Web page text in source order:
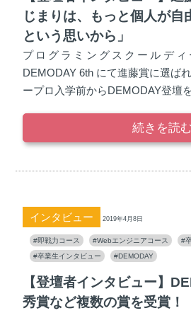
じまりは、もっと個人が自
という思いから」
プログラミングスクールディ
DEMODAY 6th にて進藤賞に選ば
ープロ入学前からDEMODAY登壇
続きを読む
インタビュー 2019年4月8日
#即戦力コース #Webエンジニアコース
#
#卒業生インタビュー
#DEMODAY
【登壇者インタビュー】
秀賞など複数の賞を受賞！